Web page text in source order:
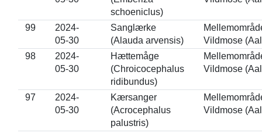
schoeniclus)
99
2024-
05-30
Sanglærke
(Alauda arvensis)
Vildmose
98
2024-
05-30
Hættemåge
(Chroicocephalus
ridibundus)
Vildmose
97
2024-
05-30
Kærsanger
(Acrocephalus
palustris)
Vildmose